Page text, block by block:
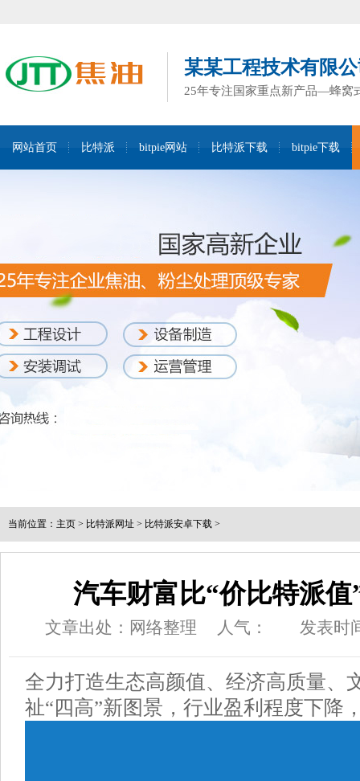
某某工程技术有限
25年专注国家重点新产品—蜂窝
网站首页 比特派 bitpie网站 比特派下载 bitpie下载
当前位置： 主页 > 比特派网址 > 比特派安卓下载 >
汽车财富比“价比特派值
文章出处：网络整理 人气： 发表时
全力打造生态高颜值、经济高质量、
祉“四高”新图景，行业盈利程度下降